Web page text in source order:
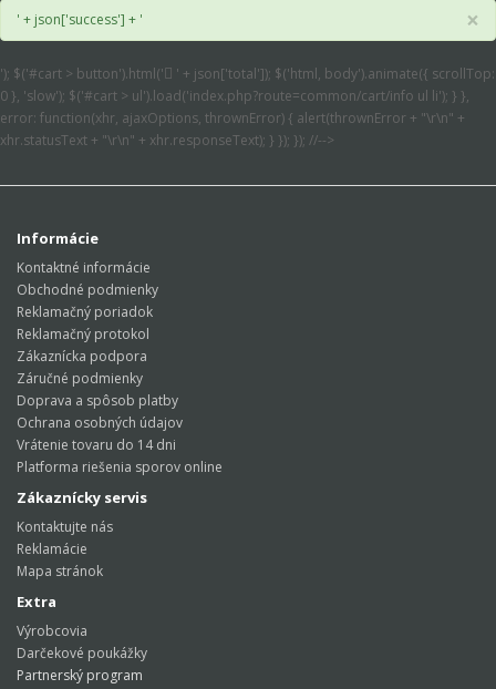
' + json['success'] + '
×
'); $('#cart > button').html('
' + json['total']); $('html, body').animate({ scrollTop:
0 }, 'slow'); $('#cart > ul').load('index.php?route=common/cart/info ul li'); } },
error: function(xhr, ajaxOptions, thrownError) { alert(thrownError + "\r\n" +
xhr.statusText + "\r\n" + xhr.responseText); } }); }); //-->
Informácie
Kontaktné informácie
Obchodné podmienky
Reklamačný poriadok
Reklamačný protokol
Zákaznícka podpora
Záručné podmienky
Doprava a spôsob platby
Ochrana osobných údajov
Vrátenie tovaru do 14 dni
Platforma riešenia sporov online
Zákaznícky servis
Kontaktujte nás
Reklamácie
Mapa stránok
Extra
Výrobcovia
Darčekové poukážky
Partnerský program